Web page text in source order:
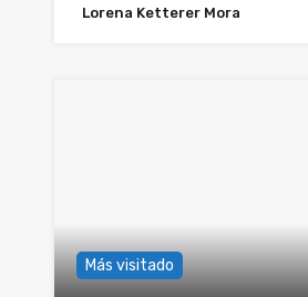
Lorena Ketterer Mora
Más visitado